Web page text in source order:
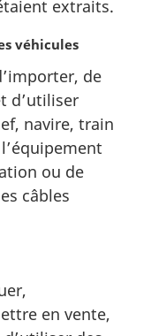
extraits.
véhicules
de
d’utiliser
navire, train
ou de
câbles
en vente,